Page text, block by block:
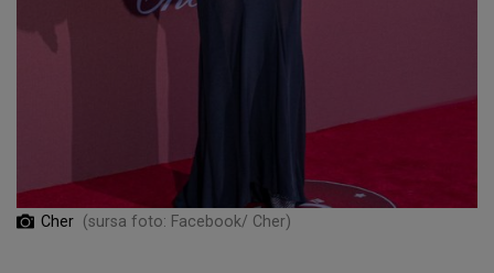
Cher (sursa foto: Facebook/ Cher)